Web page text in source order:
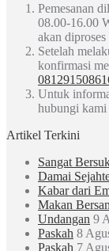
Pemesanan
08.00-16.00
akan
Setelah
konfirmasi
Untuk
hubungi kami
Artikel Terkini
Sangat
Damai
Kabar dari
Makan
Undangan 9
Paskah 8
Paskah 7